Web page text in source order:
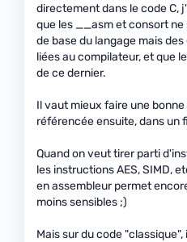
directement dans le code C,
que les __asm et consort
de base du langage mais
liées au compilateur, et que
de ce dernier.
Il vaut mieux faire une
référencée ensuite, dans un
Quand on veut tirer parti
les instructions AES, SIMD,
en assembleur permet
moins sensibles ;)
Mais sur du code